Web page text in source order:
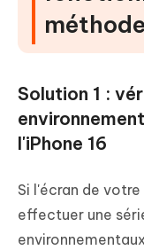
Solution 1 :
l'iPhone 16
Si l'écran de
effectuer une